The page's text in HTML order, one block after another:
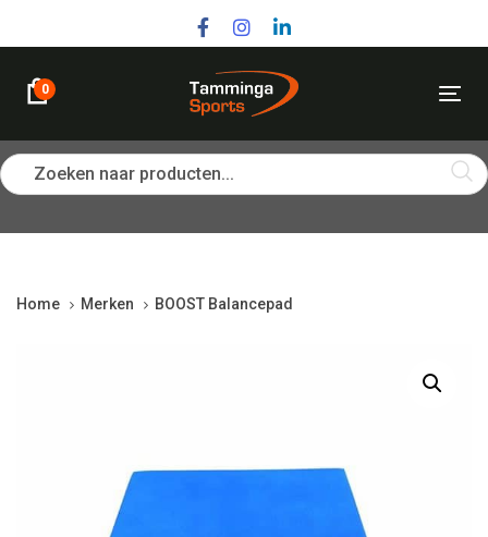
navigation
content
0
Zoeken naar producten...
Home Merken BOOST Balancepad